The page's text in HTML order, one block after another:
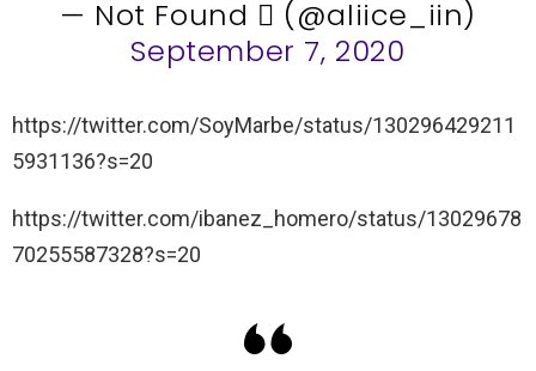
— Not Found  (@aliice_iin)
September 7, 2020
https://twitter.com/SoyMarbe/status/130296429211
5931136?s=20
https://twitter.com/ibanez_homero/status/13029678
70255587328?s=20